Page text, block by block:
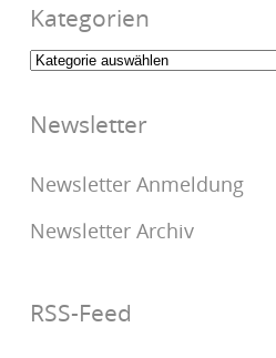
Kategorien
Kategorien
Newsletter
Newsletter Anmeldung
Newsletter Archiv
RSS-Feed